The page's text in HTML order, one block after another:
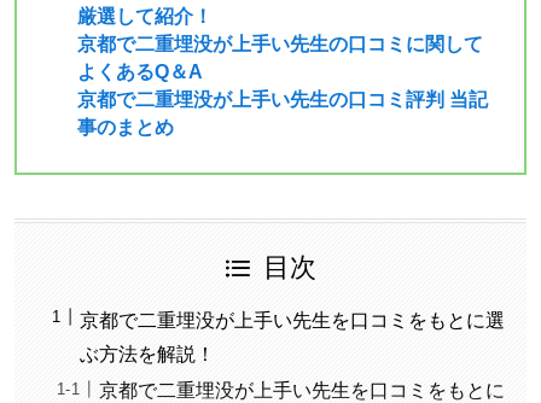
厳選して紹介！
京都で二重埋没が上手い先生の口コミに関して
よくあるQ＆A
京都で二重埋没が上手い先生の口コミ評判 当記
事のまとめ
目次
京都で二重埋没が上手い先生を口コミをもとに選
ぶ方法を解説！
京都で二重埋没が上手い先生を口コミをもとに